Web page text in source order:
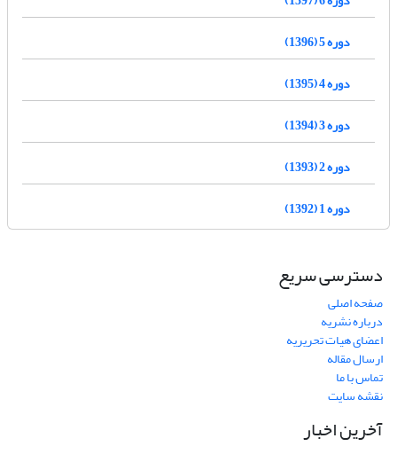
دوره 5 (1396)
دوره 4 (1395)
دوره 3 (1394)
دوره 2 (1393)
دوره 1 (1392)
دسترسی سریع
صفحه اصلی
درباره نشریه
اعضای هیات تحریریه
ارسال مقاله
تماس با ما
نقشه سایت
آخرین اخبار